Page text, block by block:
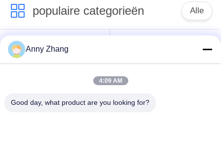
populaire categorieën Alle
de kar van de
batterijoverdracht
AGV Automatisch
Anny Zhang
4:09 AM
Good day, what product are you looking for?